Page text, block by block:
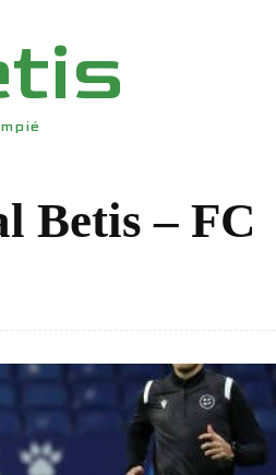
Betis – FC